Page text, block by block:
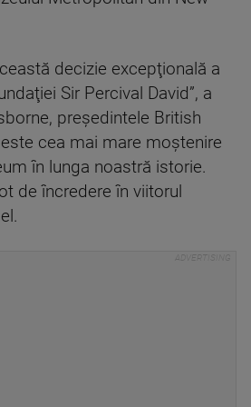
decizie excepţională a
Sir Percival David”, a
preşedintele British
cea mai mare moştenire
în lunga noastră istorie.
de încredere în viitorul